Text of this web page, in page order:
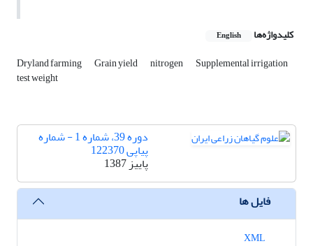
کلیدواژه‌ها English
Dryland farming Grain yield nitrogen Supplemental irrigation
test weight
دوره 39، شماره 1 - شماره
پیاپی 122370
پاییز 1387
فایل ها